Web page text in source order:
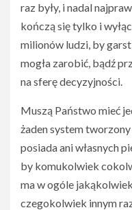
raz były, i nadal
kończą się tylko i
milionów ludzi, by
mogła zarobić, bądź
na sferę decyzyjności.
Muszą Państwo mieć
żaden system
posiada ani własnych
by komukolwiek
ma w ogóle
czegokolwiek innym